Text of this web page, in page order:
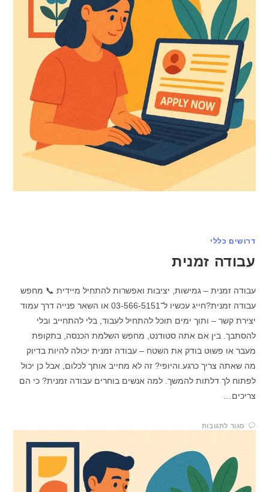
דרושים כללי
עבודה זמנית
עבודה זמנית – גמישות, יציבות ואפשרות להתחיל מיידית 📞 מחפש
עבודה זמנית?חייג עכשיו ל־03-566-5151 או השאר פנייה דרך עמוד
יצירת קשר – ותוך ימים תוכל להתחיל לעבוד, בלי להתחייב ובלי
להסתבך. בין אם אתה סטודנט, מחפש השלמת הכנסה, בתקופת
מעבר או פשוט בודק את השטח – עבודה זמנית יכולה להיות בדיוק
מה שאתה צריך כרגע.והיופי? זה לא מחייב אותך לכלום, אבל כן יכול
לפתוח לך דלתות להמשך. למה אנשים בוחרים עבודה זמנית? כי הם
צריכים…
סגור לתגובות